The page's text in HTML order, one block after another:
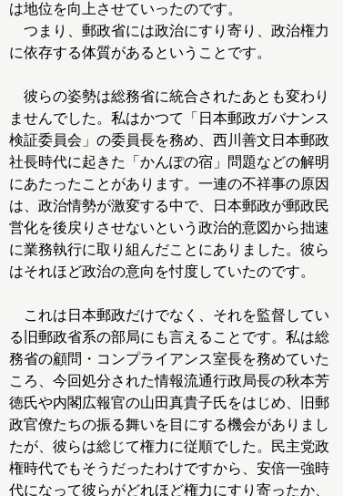
は地位を向上させていったのです。
つまり、郵政省には政治にすり寄り、政治権力
に依存する体質があるということです。
彼らの姿勢は総務省に統合されたあとも変わり
ませんでした。私はかつて「日本郵政ガバナンス
検証委員会」の委員長を務め、西川善文日本郵政
社長時代に起きた「かんぽの宿」問題などの解明
にあたったことがあります。一連の不祥事の原因
は、政治情勢が激変する中で、日本郵政が郵政民
営化を後戻りさせないという政治的意図から拙速
に業務執行に取り組んだことにありました。彼ら
はそれほど政治の意向を忖度していたのです。
これは日本郵政だけでなく、それを監督してい
る旧郵政省系の部局にも言えることです。私は総
務省の顧問・コンプライアンス室長を務めていた
ころ、今回処分された情報流通行政局長の秋本芳
徳氏や内閣広報官の山田真貴子氏をはじめ、旧郵
政官僚たちの振る舞いを目にする機会がありまし
たが、彼らは総じて権力に従順でした。民主党政
権時代でもそうだったわけですから、安倍一強時
代になって彼らがどれほど権力にすり寄ったか、